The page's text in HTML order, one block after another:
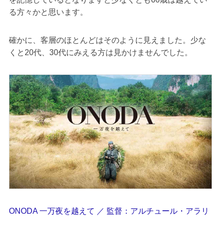
る方々かと思います。
確かに、客層のほとんどはそのように見えました。少な
くと20代、30代にみえる方は見かけませんでした。
ONODA 一万夜を越えて ／ 監督：アルチュール・アラリ